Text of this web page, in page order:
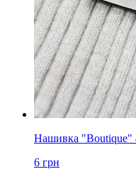
Нашивка "Boutique"
6 грн